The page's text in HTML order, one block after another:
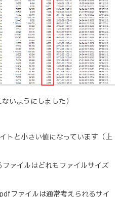
いようにしました）
トと小さい値になっています（上
ァイルはどれもファイルサイズ
ファイルは通常考えられるサイ